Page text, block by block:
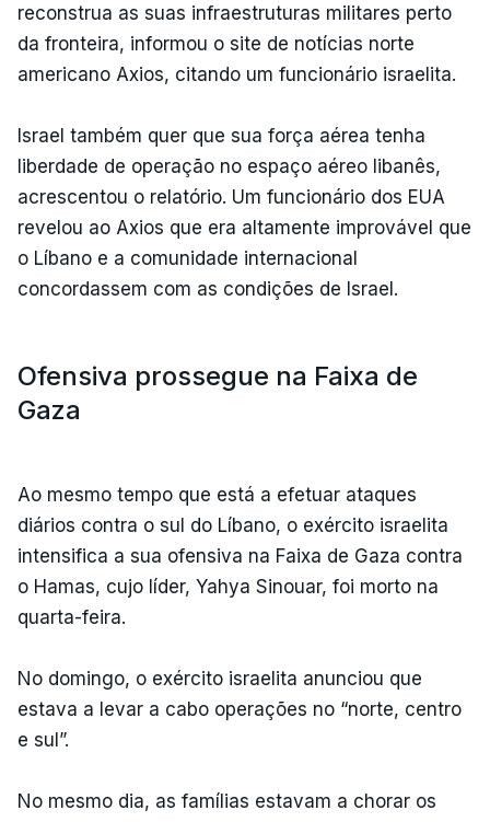
reconstrua as suas infraestruturas militares perto
da fronteira, informou o site de notícias norte
americano Axios, citando um funcionário israelita.
Israel também quer que sua força aérea tenha
liberdade de operação no espaço aéreo libanês,
acrescentou o relatório. Um funcionário dos EUA
revelou ao Axios que era altamente improvável que
o Líbano e a comunidade internacional
concordassem com as condições de Israel.
Ofensiva prossegue na Faixa de
Gaza
Ao mesmo tempo que está a efetuar ataques
diários contra o sul do Líbano, o exército israelita
intensifica a sua ofensiva na Faixa de Gaza contra
o Hamas, cujo líder, Yahya Sinouar, foi morto na
quarta-feira.
No domingo, o exército israelita anunciou que
estava a levar a cabo operações no “norte, centro
e sul”.
No mesmo dia, as famílias estavam a chorar os